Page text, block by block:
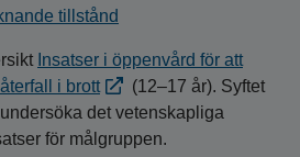
tillstånd
Insatser i öppenvård för att
i brott
(12–17 år). Syftet
det vetenskapliga
för målgruppen.